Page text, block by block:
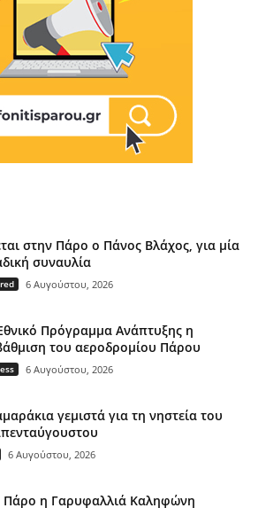
στην Πάρο ο Πάνος Βλάχος, για μία
συναυλία
6 Αυγούστου, 2026
Πρόγραμμα Ανάπτυξης η
του αεροδρομίου Πάρου
6 Αυγούστου, 2026
γεμιστά για τη νηστεία του
6 Αυγούστου, 2026
Πάρο η Γαρυφαλλιά Καληφώνη